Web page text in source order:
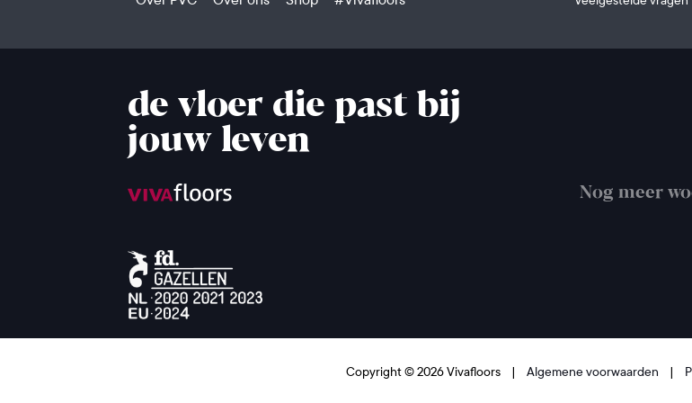
de vloer die past bij
jouw leven
Nog meer
Copyright © 2026 Vivafloors | Algemene voorwaarden |